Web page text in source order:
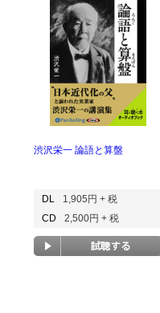
渋沢栄一 論語と算盤
DL
1,905円 + 税
CD
2,500円 + 税